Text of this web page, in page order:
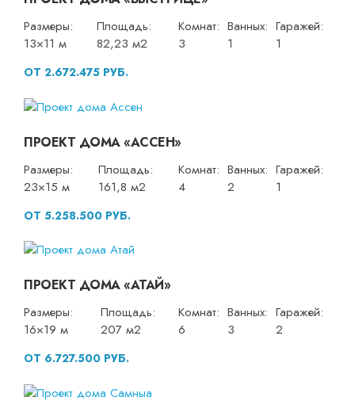
Размеры:
13×11 м
Площадь:
82,23 м2
Комнат:
3
Ванных:
1
Гаражей:
1
ОТ 2.672.475 РУБ.
ПРОЕКТ ДОМА «АССЕН»
Размеры:
23×15 м
Площадь:
161,8 м2
Комнат:
4
Ванных:
2
Гаражей:
1
ОТ 5.258.500 РУБ.
ПРОЕКТ ДОМА «АТАЙ»
Размеры:
16×19 м
Площадь:
207 м2
Комнат:
6
Ванных:
3
Гаражей:
2
ОТ 6.727.500 РУБ.